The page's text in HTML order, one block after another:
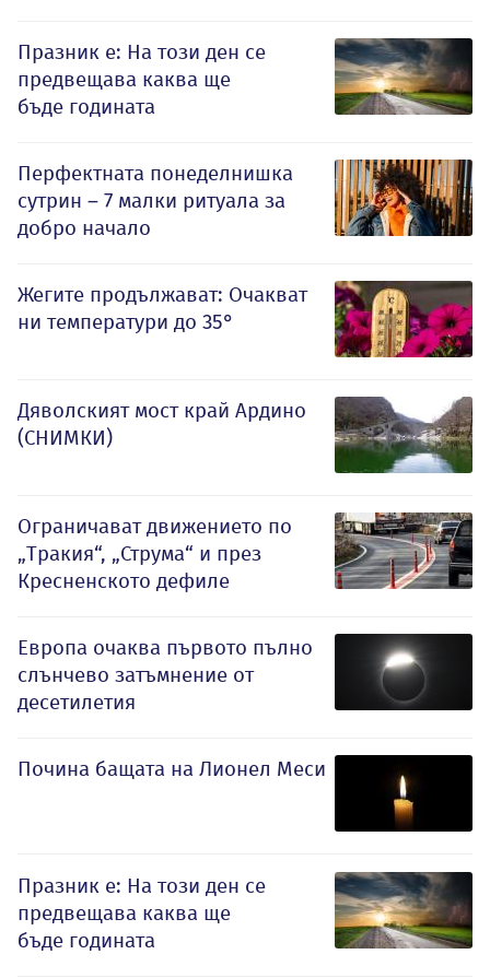
Празник е: На този ден се
предвещава каква ще
бъде годината
Перфектната понеделнишка
сутрин – 7 малки ритуала за
добро начало
Жегите продължават: Очакват
ни температури до 35°
Дяволският мост край Ардино
(СНИМКИ)
Ограничават движението по
„Тракия“, „Струма“ и през
Кресненското дефиле
Европа очаква първото пълно
слънчево затъмнение от
десетилетия
Почина бащата на Лионел Меси
Празник е: На този ден се
предвещава каква ще
бъде годината